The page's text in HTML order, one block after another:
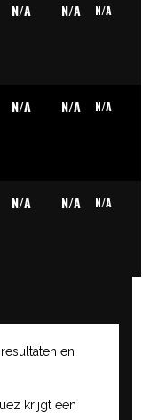
N/A N/A N/A
N/A N/A N/A
N/A N/A N/A
en
krijgt een